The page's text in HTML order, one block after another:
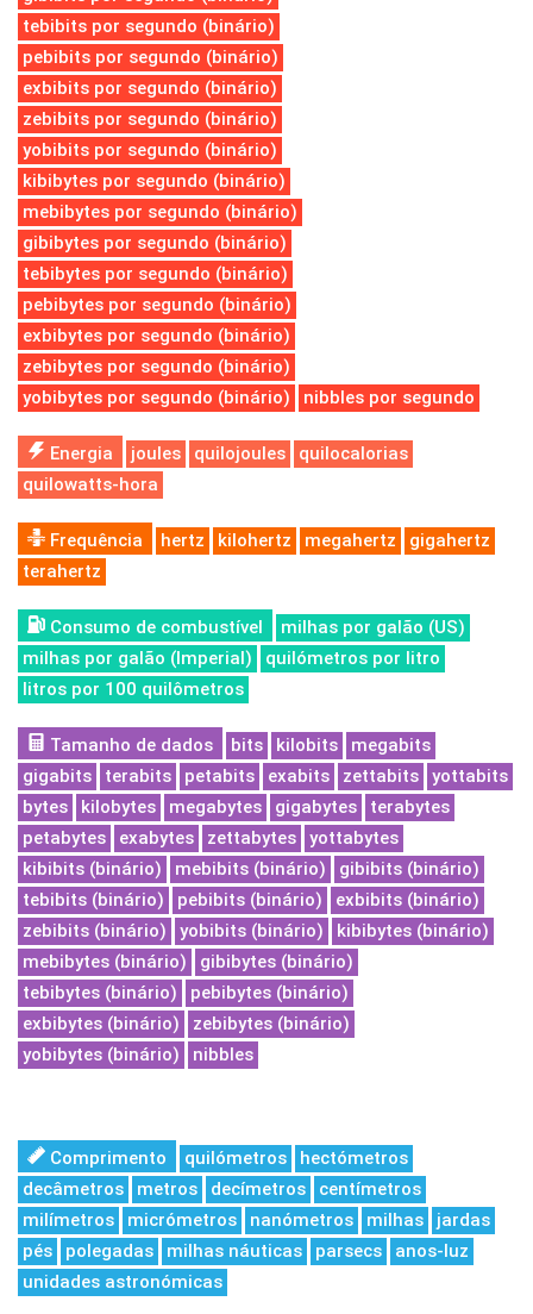
tebibits por segundo (binário)
pebibits por segundo (binário)
exbibits por segundo (binário)
zebibits por segundo (binário)
yobibits por segundo (binário)
kibibytes por segundo (binário)
mebibytes por segundo (binário)
gibibytes por segundo (binário)
tebibytes por segundo (binário)
pebibytes por segundo (binário)
exbibytes por segundo (binário)
zebibytes por segundo (binário)
yobibytes por segundo (binário)
nibbles por segundo
Energia joules quilojoules
quilocalorias
quilowatts-hora
Frequência hertz kilohertz megahertz
gigahertz
terahertz
Consumo de combustível
milhas por galão (US)
milhas por galão (Imperial)
quilómetros por litro
litros por 100 quilômetros
Tamanho de dados bits kilobits
megabits
gigabits
terabits petabits exabits zettabits
yottabits
bytes
kilobytes megabytes gigabytes
terabytes
petabytes
exabytes zettabytes
yottabytes
kibibits (binário)
mebibits (binário)
gibibits (binário)
tebibits (binário)
pebibits (binário)
exbibits (binário)
zebibits (binário)
yobibits (binário)
kibibytes (binário)
mebibytes (binário)
gibibytes (binário)
tebibytes (binário)
pebibytes (binário)
exbibytes (binário)
zebibytes (binário)
yobibytes (binário)
nibbles
Comprimento quilómetros
hectómetros
decâmetros
metros decímetros
centímetros
milímetros
micrómetros nanómetros milhas
jardas
pés
polegadas milhas náuticas parsecs
anos-luz
unidades astronómicas